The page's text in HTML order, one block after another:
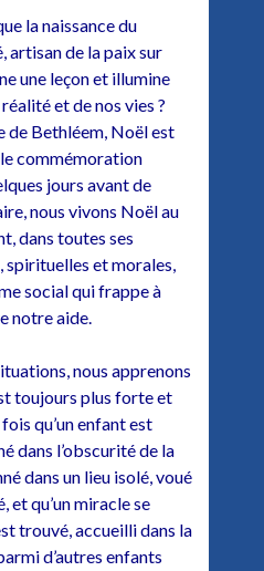
la naissance du
artisan de la paix sur
une leçon et illumine
et de nos vies ?
de Bethléem, Noël est
commémoration
jours avant de
nous vivons Noël au
dans toutes ses
spirituelles et morales,
social qui frappe à
notre aide.
nous apprenons
toujours plus forte et
qu’un enfant est
dans l’obscurité de la
dans un lieu isolé, voué
et qu’un miracle se
trouvé, accueilli dans la
d’autres enfants